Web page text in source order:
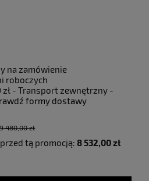
na zamówienie
roboczych
- Transport zewnętrzny -
formy dostawy
9 480,00 zł
tą promocją: 8 532,00 zł
najniższa cena od